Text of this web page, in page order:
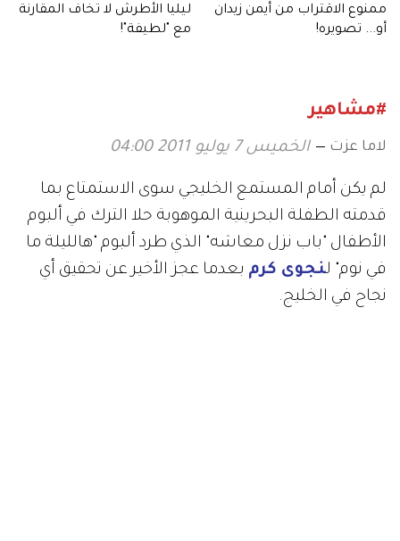
ممنوع الاقتراب من أيمن زيدان
أو... تصويره!
ليليا الأطرش لا تخاف المقارنة
مع "لطيفة"!
#مشاهير
لاما عزت الخميس 7 يوليو 2011 04:00
لم يكن أمام المستمع الخليجي سوى الاستمتاع بما
قدمته الطفلة البحرينية الموهوبة حلا الترك في ألبوم
الأطفال "باب نزل معاشه" الذي طرد ألبوم "هالليلة ما
في نوم" لنجوى كرم بعدما عجز الأخير عن تحقيق أي
نجاح في الخليج.